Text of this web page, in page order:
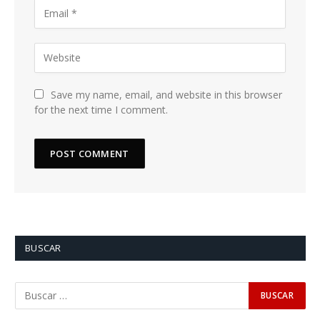
Save my name, email, and website in this browser
for the next time I comment.
BUSCAR